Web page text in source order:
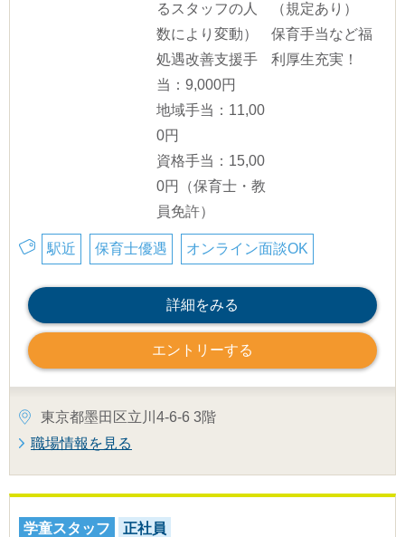
るスタッフの人
数により変動）
処遇改善支援手
当：9,000円
地域手当：11,00
0円
資格手当：15,00
0円（保育士・教
員免許）
（規定あり）
保育手当など福
利厚生充実！
駅近 保育士優遇 オンライン面談OK
詳細をみる
エントリーする
東京都墨田区立川4-6-6 3階
職場情報を見る
学童スタッフ 正社員